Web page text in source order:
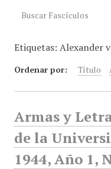
Buscar Fascículos
Etiquetas: Alexander
Ordenar por: Título
Armas y
de la
1944, Año 1,